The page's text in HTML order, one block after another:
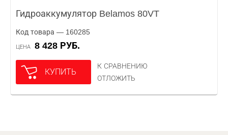
Гидроаккумулятор Belamos 80VT
Код товара — 160285
ЦЕНА 8 428 РУБ.
КУПИТЬ
К СРАВНЕНИЮ
ОТЛОЖИТЬ